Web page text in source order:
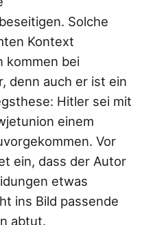
Solche
Kontext
kommen bei
denn auch er ist ein
Hitler sei mit
einem
Vor
ein, dass der Autor
etwas
ins Bild passende
abtut.